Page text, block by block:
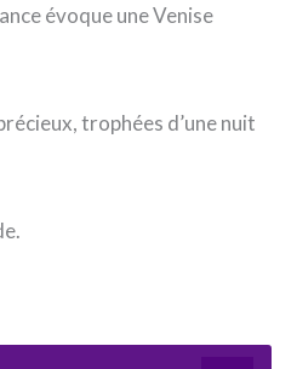
évoque une Venise
trophées d’une nuit